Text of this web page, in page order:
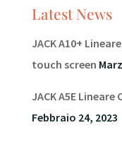
Latest News
JACK A10+
touch screen
JACK A5E
Febbraio 24, 2023